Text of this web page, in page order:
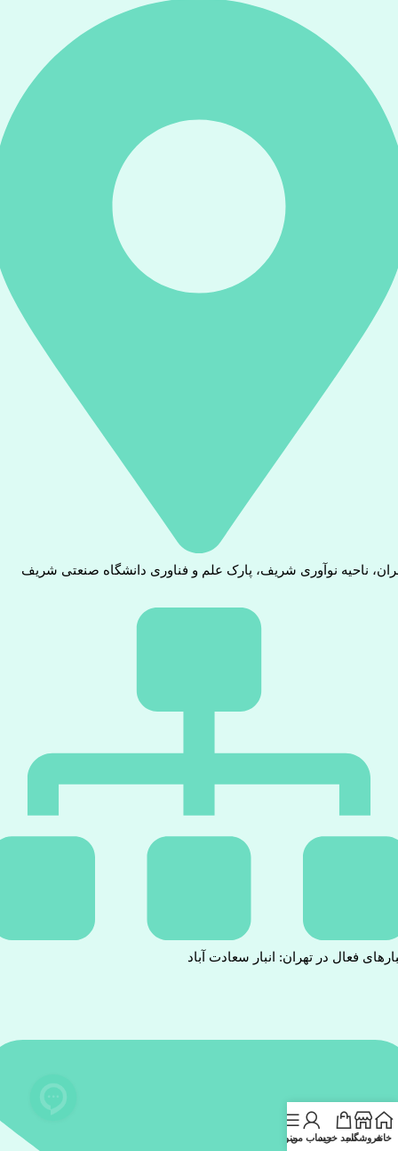
ناحیه نوآوری شریف، پارک علم و فناوری دانشگاه صنعتی شریف
فعال در تهران: انبار سعادت آباد
خانهفروشگاهسبد خریدحساب منمنو